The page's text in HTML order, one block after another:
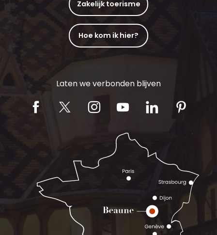
Zakelijk toerisme
Hoe kom ik hier?
Laten we verbonden blijven